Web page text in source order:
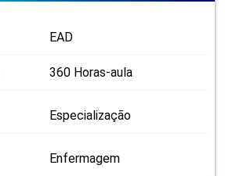
EAD
360 Horas-aula
Especialização
Enfermagem